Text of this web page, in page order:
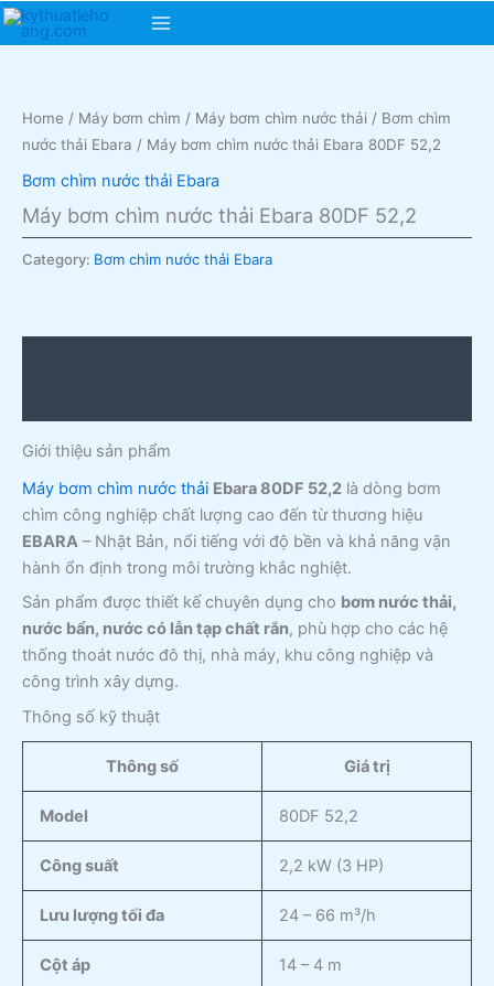
Skip
Main
Home / Máy bơm chìm / Máy bơm chìm nước thải / Bơm chìm
nước thải Ebara / Máy bơm chìm nước thải Ebara 80DF 52,2
Bơm chìm nước thải Ebara
Máy bơm chìm nước thải Ebara 80DF 52,2
Category: Bơm chìm nước thải Ebara
Giới thiệu sản phẩm
Máy bơm chìm nước thải Ebara 80DF 52,2 là dòng bơm
chìm công nghiệp chất lượng cao đến từ thương hiệu
EBARA – Nhật Bản, nổi tiếng với độ bền và khả năng vận
hành ổn định trong môi trường khắc nghiệt.
Sản phẩm được thiết kế chuyên dụng cho bơm nước thải,
nước bẩn, nước có lẫn tạp chất rắn, phù hợp cho các hệ
thống thoát nước đô thị, nhà máy, khu công nghiệp và
công trình xây dựng.
Thông số kỹ thuật
Thông số Giá trị
Model 80DF 52,2
Công suất 2,2 kW (3 HP)
Lưu lượng tối đa 24 – 66 m³/h
Cột áp 14 – 4 m